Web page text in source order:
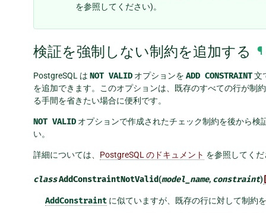
を参照してください)。
検証を強制しない制約を追加する ¶
PostgreSQL は NOT VALID オプションを ADD CONSTRAINT文
を追加できます。このオプションは、既存のすべての行が制
る手間を省きたい場合に便利です。
NOT VALID オプションで作成されたチェック制約を後から検
い。
詳細については、 PostgreSQL のドキュメント を参照してく
classAddConstraintNotValid(model_name, constraint)
AddConstraintに似ていますが、既存の行に対して制約